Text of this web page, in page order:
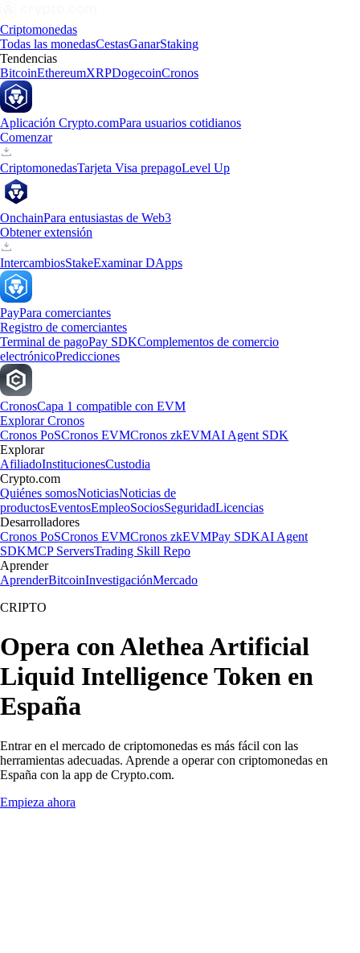
Criptomonedas
Todas las monedasCestasGanarStaking
Tendencias
BitcoinEthereumXRPDogecoinCronos
Aplicación Crypto.comPara usuarios cotidianos
Comenzar
CriptomonedasTarjeta Visa prepagoLevel Up
OnchainPara entusiastas de Web3
Obtener extensión
IntercambiosStakeExaminar DApps
PayPara comerciantes
Registro de comerciantes
Terminal de pagoPay SDKComplementos de comercio
electrónicoPredicciones
CronosCapa 1 compatible con EVM
Explorar Cronos
Cronos PoSCronos EVMCronos zkEVMAI Agent SDK
Explorar
AfiliadoInstitucionesCustodia
Crypto.com
Quiénes somosNoticiasNoticias de
productosEventosEmpleoSociosSeguridadLicencias
Desarrolladores
Cronos PoSCronos EVMCronos zkEVMPay SDKAI Agent
SDKMCP ServersTrading Skill Repo
Aprender
AprenderBitcoinInvestigaciónMercado
CRIPTO
Opera con Alethea Artificial
Liquid Intelligence Token en
España
Entrar en el mercado de criptomonedas es más fácil con las
herramientas adecuadas. Aprende a operar con criptomonedas en
España con la app de Crypto.com.
Empieza ahora